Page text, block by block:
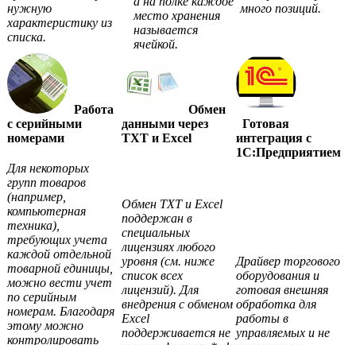
нужную
характеристику из
списка.
место хранения
называется
ячейкой.
много позиций.
Работа
с серийными
номерами
Обмен
данными через
TXT и Excel
Готовая
интеграция с
1С:Предприятием
Для некоторых
групп товаров
(например,
компьютерная
техника),
требующих учета
каждой отдельной
товарной единицы,
можно вести учет
по серийным
номерам. Благодаря
этому можно
контролировать
Обмен TXT и Excel
поддержан в
специальных
лицензиях любого
уровня (см. ниже
список всех
лицензий). Для
внедрения с обменом
Excel
поддерживается не
Драйвер торгового
оборудования и
готовая внешняя
обработка для
работы в
управляемых и не